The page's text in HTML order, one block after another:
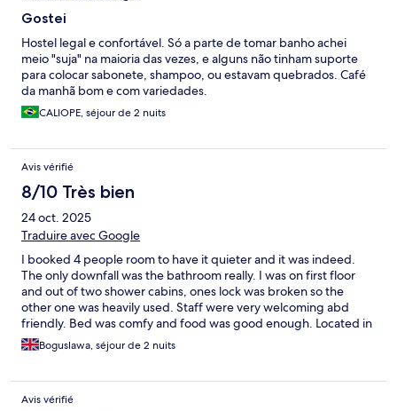
Gostei
Hostel legal e confortável. Só a parte de tomar banho achei
meio "suja" na maioria das vezes, e alguns não tinham suporte
para colocar sabonete, shampoo, ou estavam quebrados. Café
da manhã bom e com variedades.
CALIOPE, séjour de 2 nuits
Avis vérifié
8/10 Très bien
24 oct. 2025
Traduire avec Google
I booked 4 people room to have it quieter and it was indeed.
The only downfall was the bathroom really. I was on first floor
and out of two shower cabins, ones lock was broken so the
other one was heavily used. Staff were very welcoming abd
friendly. Bed was comfy and food was good enough. Located in
walkable distance from centre too. I'd recommend it.
Boguslawa, séjour de 2 nuits
Avis vérifié